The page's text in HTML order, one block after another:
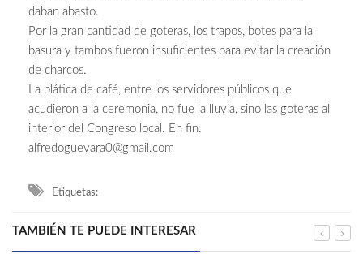
daban abasto.
Por la gran cantidad de goteras, los trapos, botes para la
basura y tambos fueron insuficientes para evitar la creación
de charcos.
La plática de café, entre los servidores públicos que
acudieron a la ceremonia, no fue la lluvia, sino las goteras al
interior del Congreso local. En fin.
alfredoguevara0@gmail.com
Etiquetas:
TAMBIÉN TE PUEDE INTERESAR